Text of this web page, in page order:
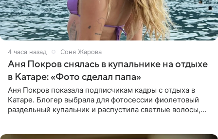
4 часа назад Соня Жарова
Аня Покров снялась в купальнике на отдыхе
в Катаре: «Фото сделал папа»
Аня Покров показала подписчикам кадры с отдыха в
Катаре. Блогер выбрала для фотосессии фиолетовый
раздельный купальник и распустила светлые волосы,